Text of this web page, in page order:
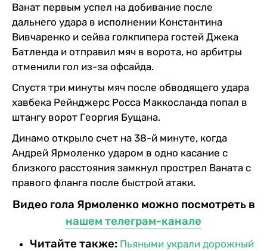
Ванат первым успел на добивание после
дальнего удара в исполнении Константина
Вивчаренко и сейва голкпипера гостей Джека
Батленда и отправил мяч в ворота, но арбитры
отменили гол из-за офсайда.
Спустя три минуты мяч после обводящего удара
хавбека Рейнджерс Росса Маккосланда попал в
штангу ворот Георгия Бущана.
Динамо открыло счет на 38-й минуте, когда
Андрей Ярмоленко ударом в одно касание с
близкого расстояния замкнул прострел Ваната с
правого фланга после быстрой атаки.
Видео гола Ярмоленко можно посмотреть в
нашем телеграм-канале
Читайте также: Пьяными украли дорожный